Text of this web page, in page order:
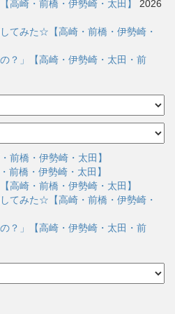
高崎・前橋・伊勢崎・太田】
2026
てみた☆【高崎・前橋・伊勢崎・
？」【高崎・伊勢崎・太田・前
前橋・伊勢崎・太田】
前橋・伊勢崎・太田】
高崎・前橋・伊勢崎・太田】
てみた☆【高崎・前橋・伊勢崎・
？」【高崎・伊勢崎・太田・前